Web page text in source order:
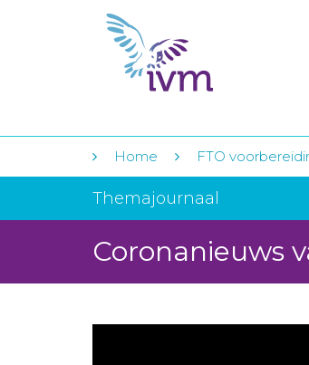
Home FTO
Themajournaal
Coronanieuws